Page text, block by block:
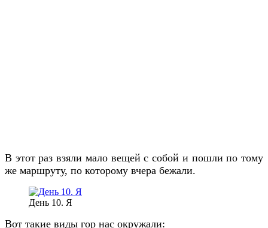
В этот раз взяли мало вещей с собой и пошли по тому
же маршруту, по которому вчера бежали.
День 10. Я
Вот такие виды гор нас окружали: